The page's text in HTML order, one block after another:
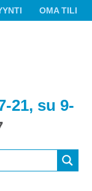
OMA TILI
21, su 9-